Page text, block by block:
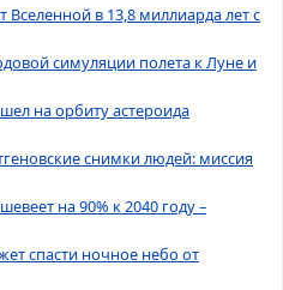
в 13,8 миллиарда лет с
симуляции полета к Луне и
на орбиту астероида
снимки людей: миссия
на 90% к 2040 году –
спасти ночное небо от